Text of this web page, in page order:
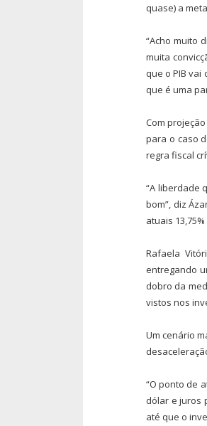
quase) a
“Acho muito
muita
que o PIB vai
que é uma
Com
para o caso
regra fiscal
“A liberdade
bom”, diz
atuais
Rafaela
entregando
dobro da
vistos nos
Um cenário
“O ponto de
dólar e juros
até que o